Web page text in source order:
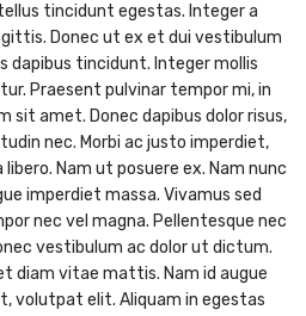
tincidunt egestas. Integer a
Donec ut ex et dui vestibulum
dapibus tincidunt. Integer mollis
Praesent pulvinar tempor mi, in
amet. Donec dapibus dolor risus,
nec. Morbi ac justo imperdiet,
Nam ut posuere ex. Nam nunc
imperdiet massa. Vivamus sed
nec vel magna. Pellentesque nec
vestibulum ac dolor ut dictum.
diam vitae mattis. Nam id augue
volutpat elit. Aliquam in egestas